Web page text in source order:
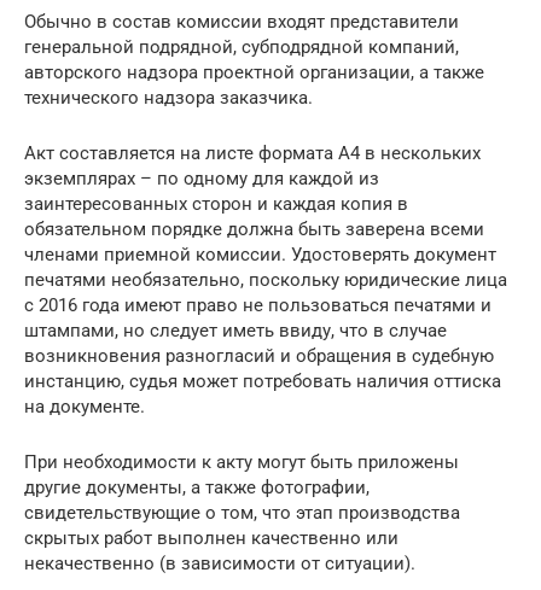
Обычно в состав комиссии входят представители
генеральной подрядной, субподрядной компаний,
авторского надзора проектной организации, а также
технического надзора заказчика.
Акт составляется на листе формата А4 в нескольких
экземплярах – по одному для каждой из
заинтересованных сторон и каждая копия в
обязательном порядке должна быть заверена всеми
членами приемной комиссии. Удостоверять документ
печатями необязательно, поскольку юридические лица
с 2016 года имеют право не пользоваться печатями и
штампами, но следует иметь ввиду, что в случае
возникновения разногласий и обращения в судебную
инстанцию, судья может потребовать наличия оттиска
на документе.
При необходимости к акту могут быть приложены
другие документы, а также фотографии,
свидетельствующие о том, что этап производства
скрытых работ выполнен качественно или
некачественно (в зависимости от ситуации).